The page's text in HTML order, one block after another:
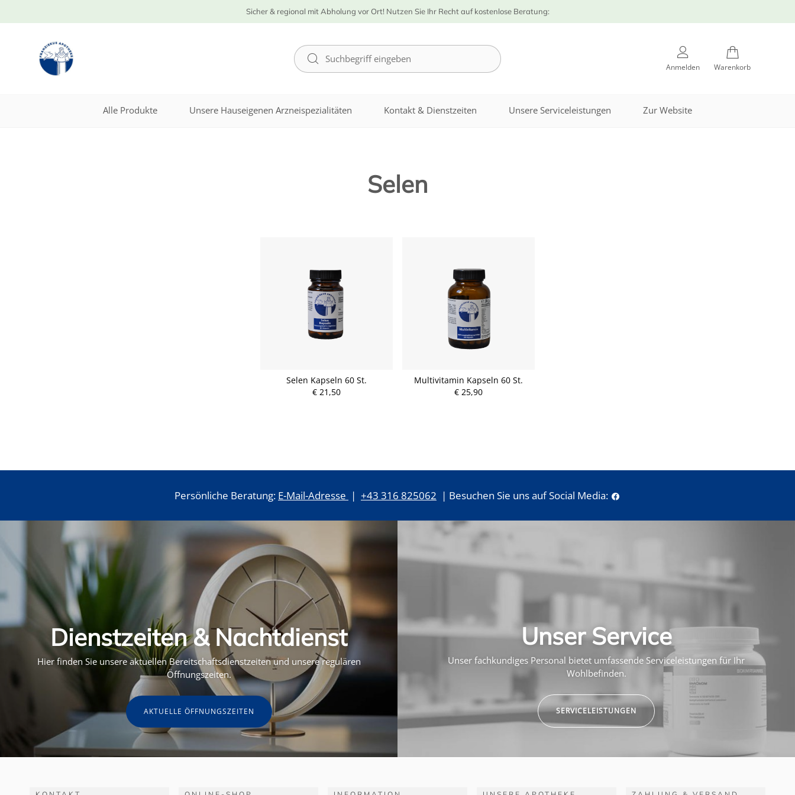
Sicher & regional mit Abholung vor Ort! Nutzen Sie Ihr Recht auf kostenlose Beratung:
Anmelden Warenkorb
Alle Produkte Unsere Hauseigenen Arzneispezialitäten Kontakt & Dienstzeiten Unsere Serviceleistungen Zur Website
Selen
Selen Kapseln 60 St.
€ 21,50
Multivitamin Kapseln 60 St.
€ 25,90
Persönliche Beratung: E-Mail-Adresse | +43 316 825062 | Besuchen Sie uns auf Social Media:
Dienstzeiten & Nachtdienst
Hier finden Sie unsere aktuellen Bereitschaftsdienstzeiten und unsere regulären
Öffnungszeiten.
AKTUELLE ÖFFNUNGSZEITEN
Unser Service
Unser fachkundiges Personal bietet umfassende Serviceleistungen für Ihr
Wohlbefinden.
SERVICELEISTUNGEN